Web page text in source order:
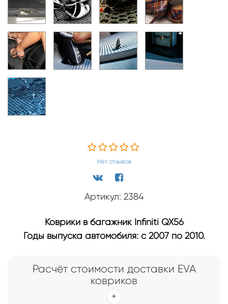
Нет отзывов
Артикул: 2384
Коврики в багажник Infiniti QX56
Годы выпуска автомобиля: с 2007 по 2010.
Расчёт стоимости доставки EVA
ковриков